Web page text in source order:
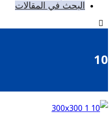
البحث في المقالات
10